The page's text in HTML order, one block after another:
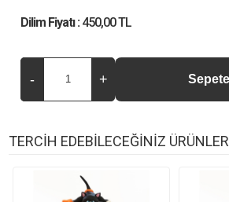
Dilim Fiyatı : 450,00 TL
TERCİH EDEBİLECEĞİNİZ ÜRÜNLER